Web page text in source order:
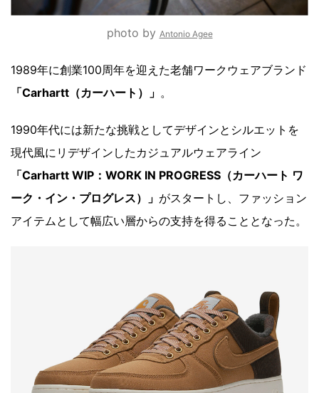
photo by Antonio Agee
1989年に創業100周年を迎えた老舗ワークウェアブランド
「Carhartt（カーハート）」 。
1990年代には新たな挑戦としてデザインとシルエットを
現代風にリデザインしたカジュアルウェアライン
「Carhartt WIP：WORK IN PROGRESS（カーハート ワ
ーク・イン・プログレス）」 がスタートし、ファッション
アイテムとして幅広い層からの支持を得ることとなった。